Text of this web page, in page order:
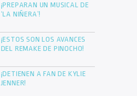
¡PREPARAN UN MUSICAL DE
‘LA NIÑERA’!
¡ESTOS SON LOS AVANCES
DEL REMAKE DE PINOCHO!
¡DETIENEN A FAN DE KYLIE
JENNER!